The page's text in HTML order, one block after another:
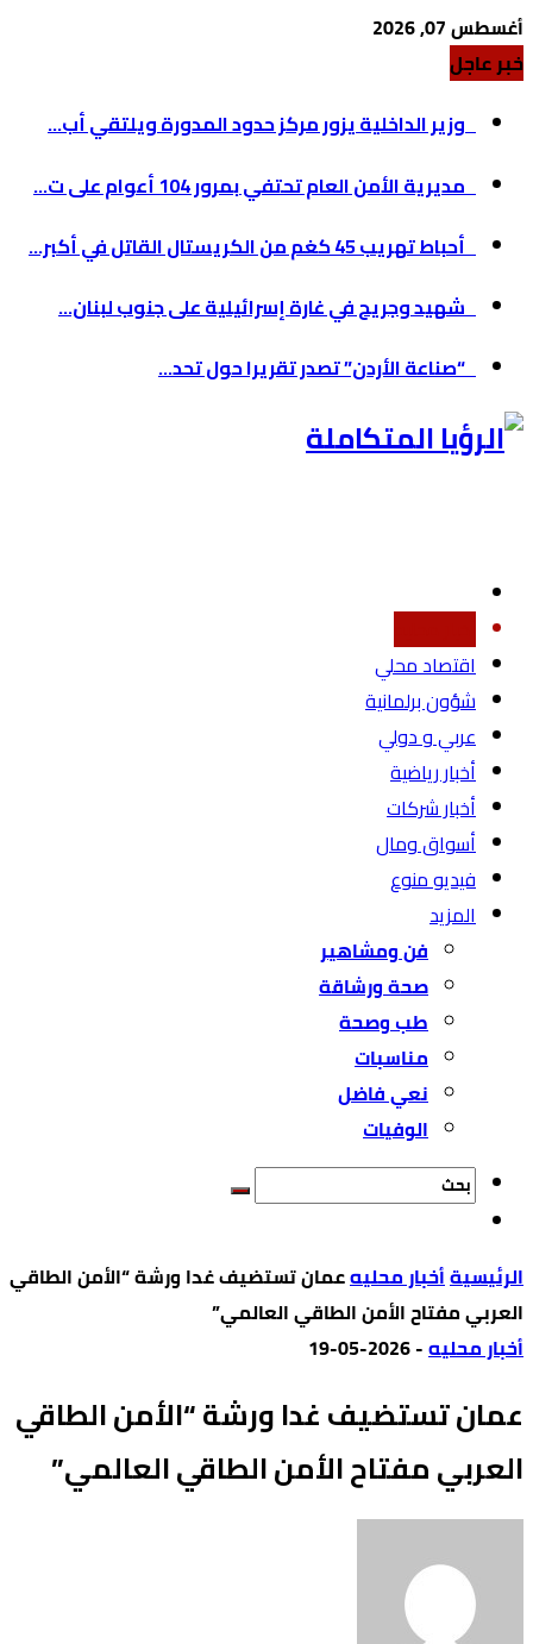
أغسطس 07, 2026
خبر عاجل
وزير الداخلية يزور مركز حدود المدورة ويلتقي أب...
مديرية الأمن العام تحتفي بمرور 104 أعوام على ت...
أحباط تهريب 45 كغم من الكريستال القاتل في أكبر...
شهيد وجريح في غارة إسرائيلية على جنوب لبنان...
“صناعة الأردن” تصدر تقريرا حول تحد...
اقتصاد محلي
شؤون برلمانية
عربي و دولي
أخبار رياضية
أخبار شركات
أسواق ومال
فيديو منوع
المزيد
فن ومشاهير
صحة ورشاقة
طب وصحة
مناسبات
نعي فاضل
الوفيات
‫الرئيسية‬أخبار محليهعمان تستضيف غدا ورشة “الأمن الطاقي
العربي مفتاح الأمن الطاقي العالمي”
أخبار محليه-
2026-05-19
عمان تستضيف غدا ورشة “الأمن الطاقي
العربي مفتاح الأمن الطاقي العالمي”